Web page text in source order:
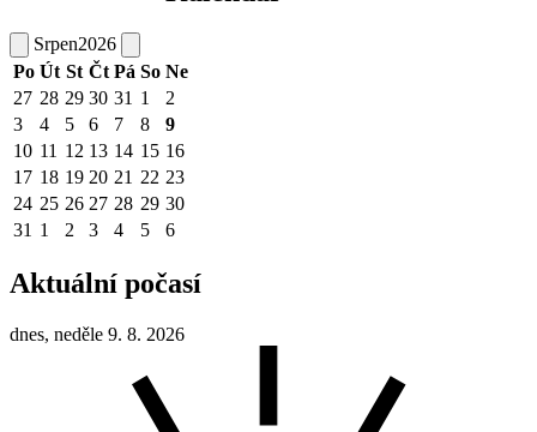
Srpen2026
Po Út St Čt Pá So Ne
27 28 29 30 31 1
2
3
4 5 6 7 8
9
10 11 12 13 14 15 16
17 18 19 20 21 22 23
24 25 26 27 28 29 30
31 1 2 3 4 5 6
Aktuální počasí
dnes, neděle 9. 8. 2026